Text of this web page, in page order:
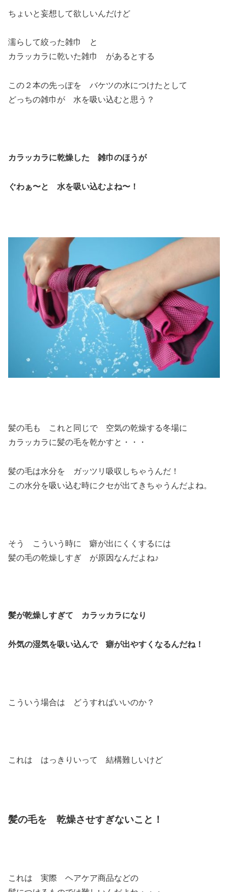
ちょいと妄想して欲しいんだけど
濡らして絞った雑巾 と
カラッカラに乾いた雑巾 があるとする
この２本の先っぽを バケツの水につけたとして
どっちの雑巾が 水を吸い込むと思う？
カラッカラに乾燥した 雑巾のほうが
ぐわぁ〜と 水を吸い込むよね〜！
髪の毛も これと同じで 空気の乾燥する冬場に
カラッカラに髪の毛を乾かすと・・・
髪の毛は水分を ガッツリ吸収しちゃうんだ！
この水分を吸い込む時にクセが出てきちゃうんだよね。
そう こういう時に 癖が出にくくするには
髪の毛の乾燥しすぎ が原因なんだよね♪
髪が乾燥しすぎて カラッカラになり
外気の湿気を吸い込んで 癖が出やすくなるんだね！
こういう場合は どうすればいいのか？
これは はっきりいって 結構難しいけど
髪の毛を 乾燥させすぎないこと！
これは 実際 ヘアケア商品などの